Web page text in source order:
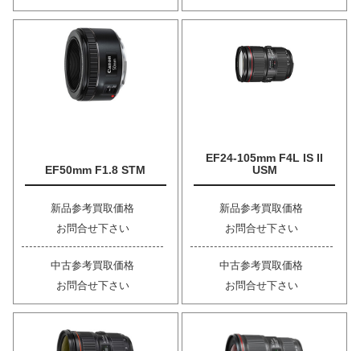
EF50mm F1.8 STM
新品参考買取価格
お問合せ下さい
中古参考買取価格
お問合せ下さい
EF24-105mm F4L IS II
USM
新品参考買取価格
お問合せ下さい
中古参考買取価格
お問合せ下さい